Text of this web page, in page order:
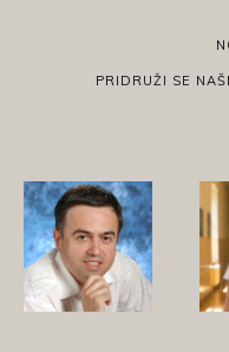
PRIDRUŽI SE